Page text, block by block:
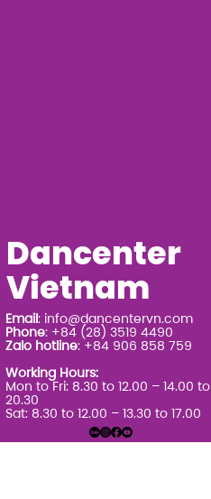
Dancenter
Vietnam
Email: info@dancentervn.com
Phone: +84 (28) 3519 4490
Zalo hotline: +84 906 858 759
Working Hours:
Mon to Fri: 8.30 to 12.00 – 14.00 to
20.30
Sat: 8.30 to 12.00 – 13.30 to 17.00